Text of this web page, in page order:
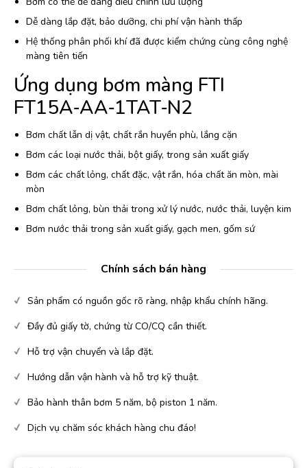
Dễ dàng lắp đặt, bảo dưỡng, chi phí vận hành thấp
Hệ thống phân phối khí đã được kiểm chứng cùng công nghệ
màng tiên tiến
Ứng dụng bơm màng FTI
FT15A‐AA‐1TAT‐N2
Bơm chất lẫn dị vật, chất rắn huyền phù, lắng cặn
Bơm các loại nước thải, bột giấy, trong sản xuất giấy
Bơm các chất lỏng, chất đặc, vật rắn, hóa chất ăn mòn, mài
mòn
Bơm chất lỏng, bùn thải trong xử lý nước, nước thải, luyện kim
Bơm nước thải trong sản xuất giấy, gạch men, gốm sứ
Chính sách bán hàng
Sản phẩm có nguồn gốc rõ ràng, nhập khẩu chính hãng.
Đầy đủ giấy tờ, chứng từ CO/CQ cần thiết.
Hỗ trợ vận chuyển và lắp đặt.
Hướng dẫn vận hành và hỗ trợ kỹ thuật.
Bảo hành thân bơm 5 năm, bộ piston 1 năm.
Dịch vụ chăm sóc khách hàng chu đáo!